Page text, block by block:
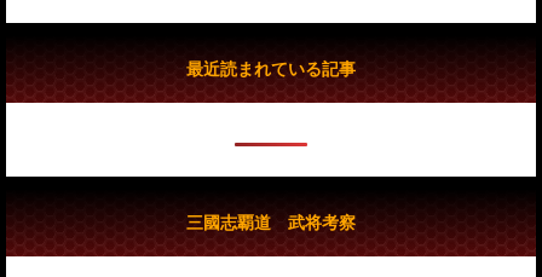
最近読まれている記事
三國志覇道 武将考察